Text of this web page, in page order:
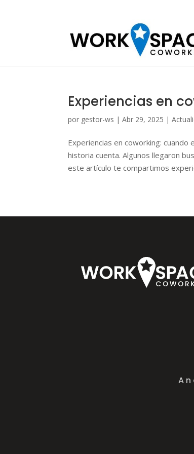
Experiencias en
por gestor-ws |Abr 29, 2025 |
Experiencias en coworking:
historia cuenta. Algunos llegaron
este artículo te compartimos